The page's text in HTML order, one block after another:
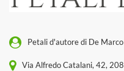
Petali d'autore di De
Via Alfredo Catalani, 42,